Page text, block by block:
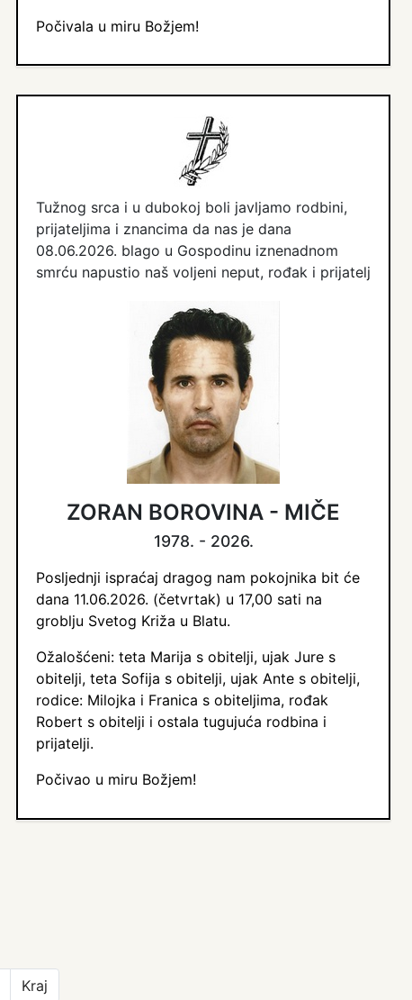
Počivala u miru Božjem!
Tužnog srca i u dubokoj boli javljamo rodbini,
prijateljima i znancima da nas je dana
08.06.2026. blago u Gospodinu iznenadnom
smrću napustio naš voljeni neput, rođak i prijatelj
ZORAN BOROVINA - MIČE
1978. - 2026.
Posljednji ispraćaj dragog nam pokojnika bit će
dana 11.06.2026. (četvrtak) u 17,00 sati na
groblju Svetog Križa u Blatu.
Ožalošćeni: teta Marija s obitelji, ujak Jure s
obitelji, teta Sofija s obitelji, ujak Ante s obitelji,
rodice: Milojka i Franica s obiteljima, rođak
Robert s obitelji i ostala tugujuća rodbina i
prijatelji.
Počivao u miru Božjem!
Kraj